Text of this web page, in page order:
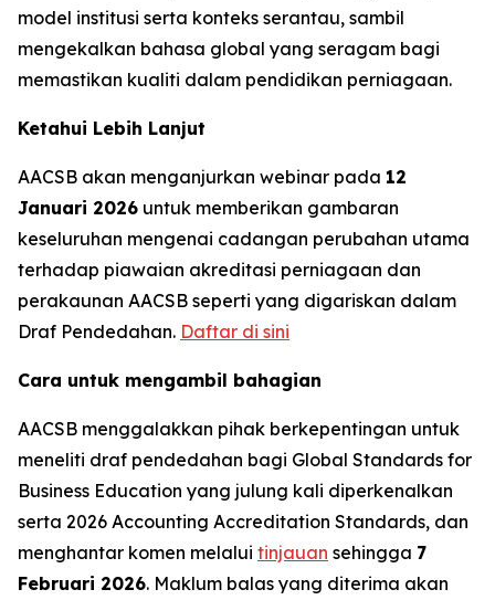
model institusi serta konteks serantau, sambil
mengekalkan bahasa global yang seragam bagi
memastikan kualiti dalam pendidikan perniagaan.
Ketahui Lebih Lanjut
AACSB akan menganjurkan webinar pada 12
Januari 2026 untuk memberikan gambaran
keseluruhan mengenai cadangan perubahan utama
terhadap piawaian akreditasi perniagaan dan
perakaunan AACSB seperti yang digariskan dalam
Draf Pendedahan. Daftar di sini
Cara untuk mengambil bahagian
AACSB menggalakkan pihak berkepentingan untuk
meneliti draf pendedahan bagi Global Standards for
Business Education yang julung kali diperkenalkan
serta 2026 Accounting Accreditation Standards, dan
menghantar komen melalui tinjauan sehingga 7
Februari 2026. Maklum balas yang diterima akan